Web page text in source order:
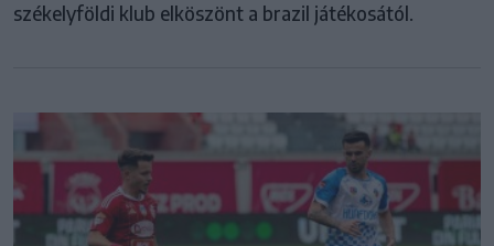
székelyföldi klub elköszönt a brazil játékosától.